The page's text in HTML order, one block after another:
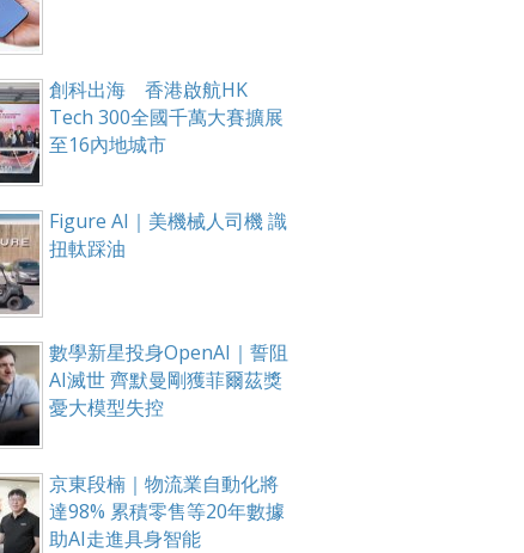
創科出海 香港啟航HK
Tech 300全國千萬大賽擴展
至16內地城市
Figure AI｜美機械人司機 識
扭軚踩油
數學新星投身OpenAI｜誓阻
AI滅世 齊默曼剛獲菲爾茲獎
憂大模型失控
京東段楠｜物流業自動化將
達98% 累積零售等20年數據
助AI走進具身智能